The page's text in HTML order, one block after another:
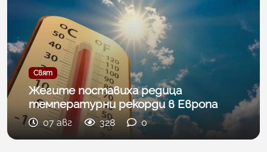
Свят
Жегите поставиха редица
температурни рекорди в Европа
07 авг 328 0